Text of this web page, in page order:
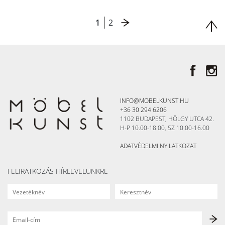
1 2
INFO@MOBELKUNST.HU
+36 30 294 6206
1102 BUDAPEST, HÖLGY UTCA 42.
H-P 10.00-18.00, SZ 10.00-16.00
ADATVÉDELMI NYILATKOZAT
FELIRATKOZÁS HÍRLEVELÜNKRE